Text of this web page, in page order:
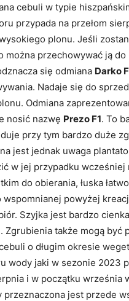
cebuli w typie
przypada na przełom
plonu. Jeśli
można przechowywać ją
się odmiana Darko
Nadaje się do
Odmiana
nosić nazwę Prezo F1. To
przy tym bardzo duże
jest jednak uwaga
w jej przypadku
do obierania, łuska
powyżej
Szyjka jest bardzo
Zgrubienia także mogą być
o długim okresie
jaki w sezonie 2023
i w początku września
przeznaczona jest przede